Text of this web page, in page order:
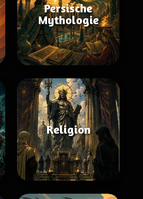
Persische
Mythologie
Religion